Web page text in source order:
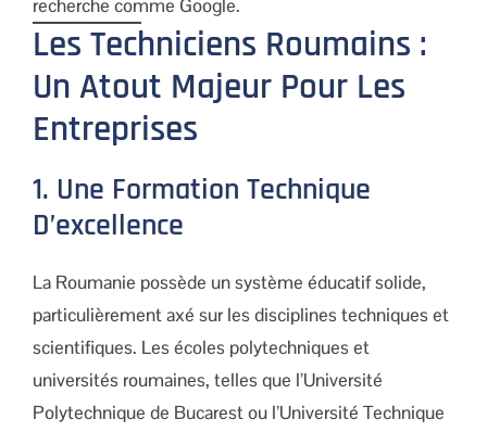
recherche comme Google.
Les Techniciens Roumains :
Un Atout Majeur Pour Les
Entreprises
1. Une Formation Technique
D’excellence
La Roumanie possède un système éducatif solide,
particulièrement axé sur les disciplines techniques et
scientifiques. Les écoles polytechniques et
universités roumaines, telles que l’Université
Polytechnique de Bucarest ou l’Université Technique